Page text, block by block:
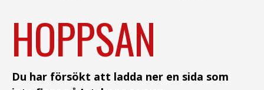
HOPPSAN
Du har försökt att ladda ner en sida som